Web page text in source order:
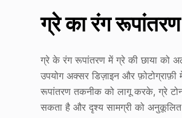
ग्रे का रंग रूपांतरण
ग्रे के रंग रूपांतरण में ग्रे की छाया को
उपयोग अक्सर डिज़ाइन और
रूपांतरण तकनीक को लागू करके, ग्रे टोन
सकता है और दृश्य सामग्री को